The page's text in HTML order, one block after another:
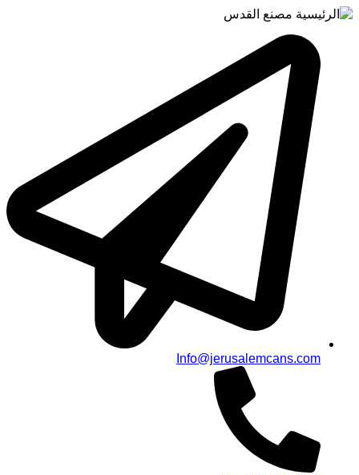
Info@jerusalemcans.com